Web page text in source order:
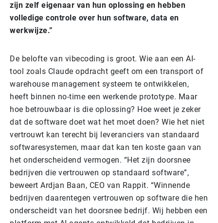
zijn zelf eigenaar van hun oplossing en hebben
volledige controle over hun software, data en
werkwijze.”
De belofte van vibecoding is groot. Wie aan een AI-
tool zoals Claude opdracht geeft om een transport of
warehouse management systeem te ontwikkelen,
heeft binnen no-time een werkende prototype. Maar
hoe betrouwbaar is die oplossing? Hoe weet je zeker
dat de software doet wat het moet doen? Wie het niet
vertrouwt kan terecht bij leveranciers van standaard
softwaresystemen, maar dat kan ten koste gaan van
het onderscheidend vermogen. “Het zijn doorsnee
bedrijven die vertrouwen op standaard software”,
beweert Ardjan Baan, CEO van Rappit. “Winnende
bedrijven daarentegen vertrouwen op software die hen
onderscheidt van het doorsnee bedrijf. Wij hebben een